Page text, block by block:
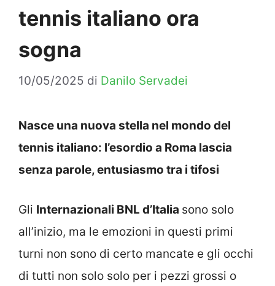
tennis italiano ora
sogna
10/05/2025 di Danilo Servadei
Nasce una nuova stella nel mondo del
tennis italiano: l’esordio a Roma lascia
senza parole, entusiasmo tra i tifosi
Gli Internazionali BNL d’Italia sono solo
all’inizio, ma le emozioni in questi primi
turni non sono di certo mancate e gli occhi
di tutti non solo solo per i pezzi grossi o